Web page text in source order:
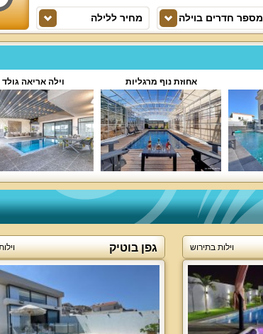
מספר חדרים בוילה מחיר ללילה
אחוזת נוף מרגליות וילה אריאה גולד
וילות בתירוש גפן בוטיק